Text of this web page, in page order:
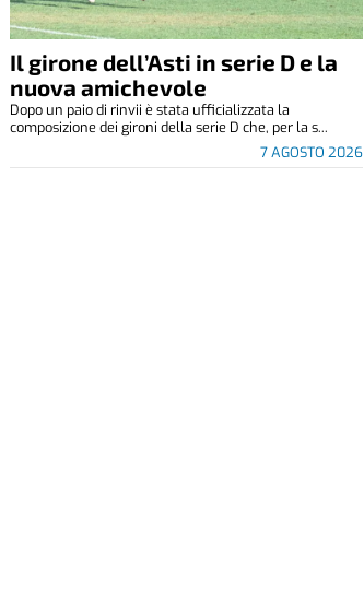
Il girone dell’Asti in serie D e la
nuova amichevole
7 AGOSTO 2026
Dopo un paio di rinvii è stata ufficializzata la
composizione dei gironi della serie D che, per la s...